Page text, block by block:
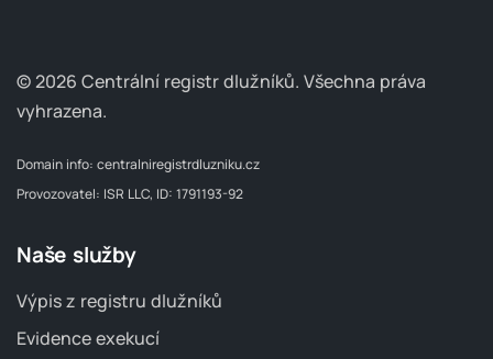
© 2026 Centrální registr dlužníků. Všechna práva
vyhrazena.
Domain info: centralniregistrdluzniku.cz
Provozovatel: ISR LLC, ID: 1791193-92
Naše služby
Výpis z registru dlužníků
Evidence exekucí